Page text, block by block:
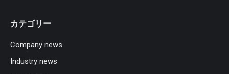
カテゴリー
Company news
Industry news